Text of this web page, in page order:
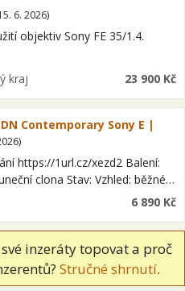
6. 2026)
objektiv Sony FE 35/1.4.
kraj 23 900 Kč
Contemporary Sony E |
)
https://1url.cz/xezd2 Balení:
clona Stav: Vzhled: běžné
Optika: bez vad Mechanika: bez
6 890 Kč
inzeráty topovat a proč
Stručné shrnutí.